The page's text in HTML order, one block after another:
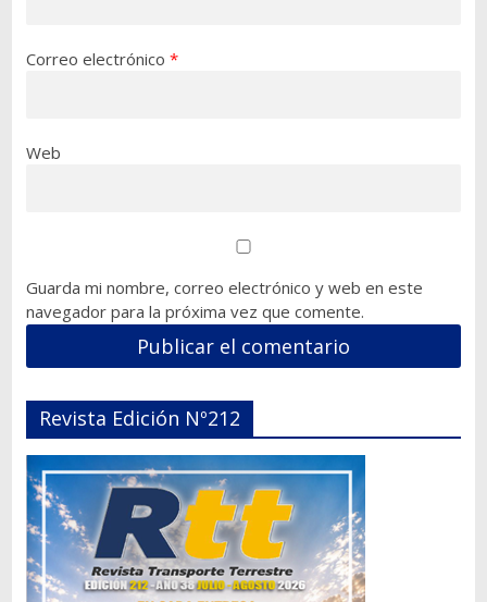
Correo electrónico *
Web
Guarda mi nombre, correo electrónico y web en este
navegador para la próxima vez que comente.
Revista Edición Nº212